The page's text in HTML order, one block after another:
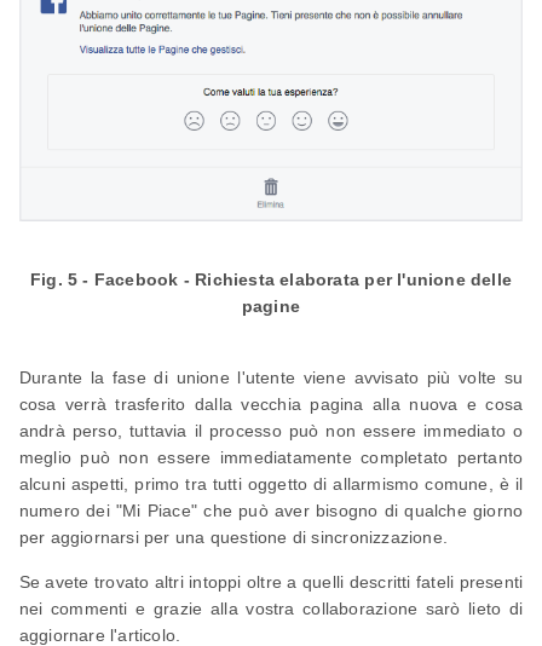
Fig. 5 - Facebook - Richiesta elaborata per l'unione delle
pagine
Durante la fase di unione l'utente viene avvisato più volte su
cosa verrà trasferito dalla vecchia pagina alla nuova e cosa
andrà perso, tuttavia il processo può non essere immediato o
meglio può non essere immediatamente completato pertanto
alcuni aspetti, primo tra tutti oggetto di allarmismo comune, è il
numero dei "Mi Piace" che può aver bisogno di qualche giorno
per aggiornarsi per una questione di sincronizzazione.
Se avete trovato altri intoppi oltre a quelli descritti fateli presenti
nei commenti e grazie alla vostra collaborazione sarò lieto di
aggiornare l'articolo.